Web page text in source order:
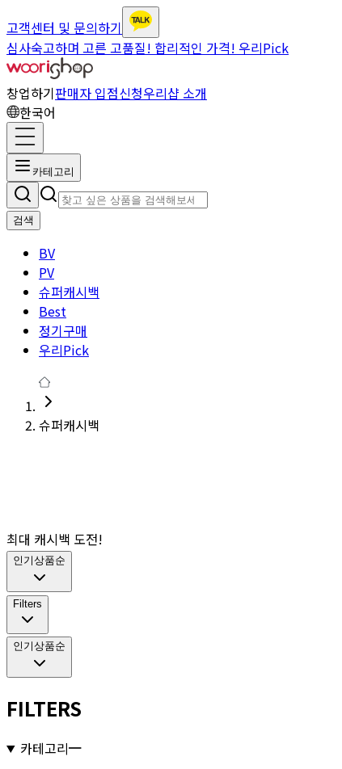
고객센터 및 문의하기
심사숙고하며 고른 고품질! 합리적인 가격! 우리Pick
창업하기판매자 입점신청우리샵 소개
한국어
카테고리
검색
BV
PV
슈퍼캐시백
Best
정기구매
우리Pick
슈퍼캐시백
최대 캐시백 도전!
인기상품순
Filters
인기상품순
FILTERS
카테고리